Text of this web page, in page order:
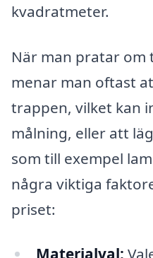
kvadratmeter.
När man pratar
menar man oftast
trappen, vilket kan
målning, eller att
som till exempel
några viktiga
priset:
Materialval: